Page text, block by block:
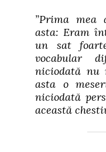
”Prima
asta: Eram
un sat
vocabular
niciodată nu
asta o
niciodată
această